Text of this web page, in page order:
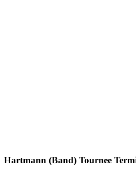
Hartmann (Band) Tournee